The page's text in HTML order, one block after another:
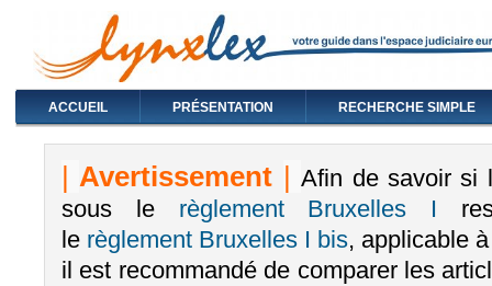
ACCUEIL PRÉSENTATION RECHERCHE SIMPLE
|Avertissement | Afin de savoir si
sous le règlement Bruxelles I
le règlement Bruxelles I bis, applicable
il est recommandé de comparer les